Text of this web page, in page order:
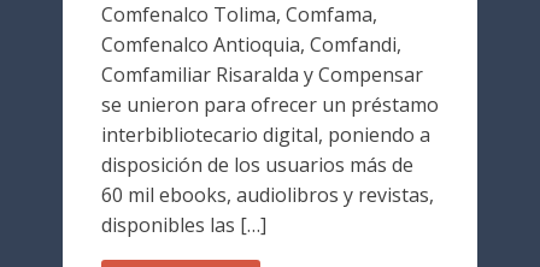
Comfenalco Tolima, Comfama,
Comfenalco Antioquia, Comfandi,
Comfamiliar Risaralda y Compensar
se unieron para ofrecer un préstamo
interbibliotecario digital, poniendo a
disposición de los usuarios más de
60 mil ebooks, audiolibros y revistas,
disponibles las […]